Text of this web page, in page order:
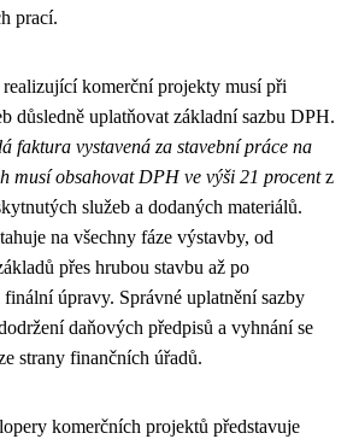
prací.
realizující komerční projekty musí při
důsledně uplatňovat základní sazbu DPH.
faktura vystavená za stavební práce na
musí obsahovat DPH ve výši 21 procentz
služeb a dodaných materiálů.
na všechny fáze výstavby, od
přes hrubou stavbu až po
úpravy. Správné uplatnění sazby
daňových předpisů a vyhnání se
strany finančních úřadů.
komerčních projektů představuje